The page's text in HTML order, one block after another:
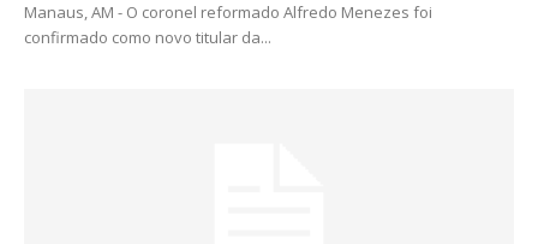
Manaus, AM - O coronel reformado Alfredo Menezes foi
confirmado como novo titular da...